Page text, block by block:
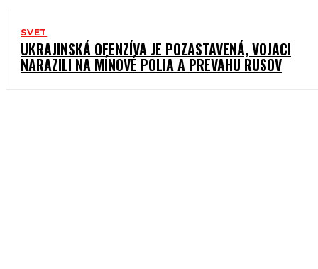
SVET
UKRAJINSKÁ OFENZÍVA JE POZASTAVENÁ, VOJACI
NARAZILI NA MÍNOVÉ POLIA A PREVAHU RUSOV